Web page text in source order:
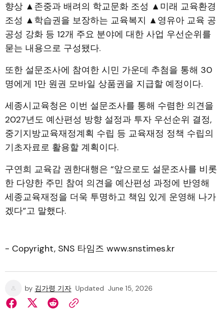
향상 ▲존중과 배려의 학교문화 조성 ▲미래 교육환경
조성 ▲학습권을 보장하는 교육복지 ▲영유아 교육 공
공성 강화 등 12개 주요 분야에 대한 사업 우선순위를
묻는 내용으로 구성됐다.
또한 설문조사에 참여한 시민 가운데 추첨을 통해 30
명에게 1만 원권 모바일 상품권을 지급할 예정이다.
세종시교육청은 이번 설문조사를 통해 수렴한 의견을
2027년도 예산편성 방향 설정과 투자 우선순위 결정,
중기지방교육재정계획 수립 등 교육재정 정책 수립의
기초자료로 활용할 계획이다.
구연희 교육감 권한대행은 “앞으로도 설문조사를 비롯
한 다양한 주민 참여 의견을 예산편성 과정에 반영해
세종교육재정을 더욱 투명하고 책임 있게 운영해 나가
겠다”고 말했다.
- Copyright, SNS 타임즈 www.snstimes.kr
by 김가령 기자 Updated June 15, 2026